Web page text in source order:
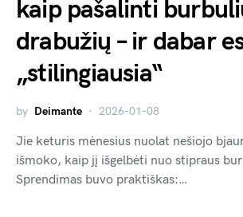
kaip pašalinti
drabužių – ir dabar
„stilingiausia“
by Deimante 2026-01-08
Jie keturis mėnesius nuolat nešiojo
išmoko, kaip jį išgelbėti nuo stipraus
Sprendimas buvo praktiškas:…